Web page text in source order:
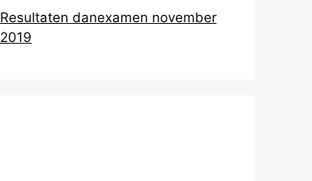
Resultaten danexamen november
2019